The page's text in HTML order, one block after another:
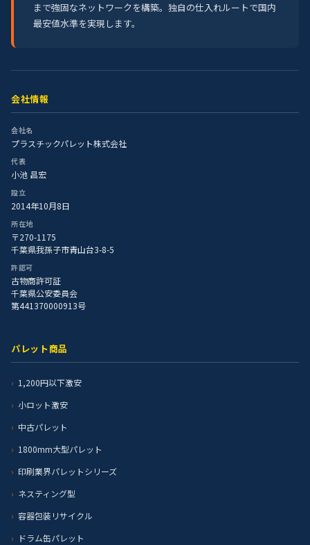
まで強固なネットワークを構築。独自の仕入れルートで国内
最安値水準を実現します。
会社情報
会社名
プラスチックパレット株式会社
代表
小池 昌宏
設立
2014年10月8日
所在地
〒270-1175
千葉県我孫子市青山台3-8-5
許認可
古物商許可証
千葉県公安委員会
第441370000913号
パレット商品
1,200円以下激安
小ロット激安
中古パレット
1800mm大型パレット
印刷業界パレットシリーズ
ネスティング型
容器包装リサイクル
ドラム缶パレット